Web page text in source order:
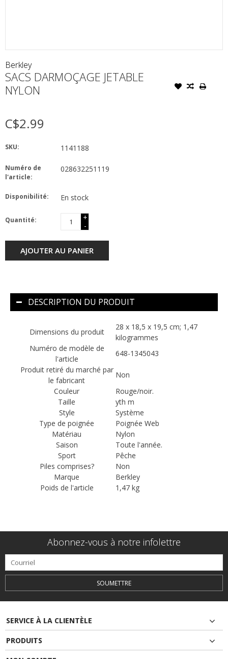
Berkley
SACS DARMOÇAGE JETABLE
NYLON
C$2.99
SKU: 1141188
Numéro de
l'article:
028632251119
Disponibilité: En stock
Quantité:
+
-
AJOUTER AU PANIER
DESCRIPTION DU PRODUIT
Dimensions du produit
‎28 x 18,5 x 19,5 cm; 1,47
kilogrammes
Numéro de modèle de
l'article
‎648-1345043
Produit retiré du marché par
le fabricant
‎Non
Couleur
‎Rouge/noir.
Taille
‎yth m
Style
‎Système
Type de poignée
‎Poignée Web
Matériau
‎Nylon
Saison
‎Toute l'année.
Sport
‎Pêche
Piles comprises?
‎Non
Marque
‎Berkley
Poids de l'article
‎1,47 kg
Abonnez-vous à notre infolettre
SOUMETTRE
SERVICE À LA CLIENTÈLE
PRODUITS